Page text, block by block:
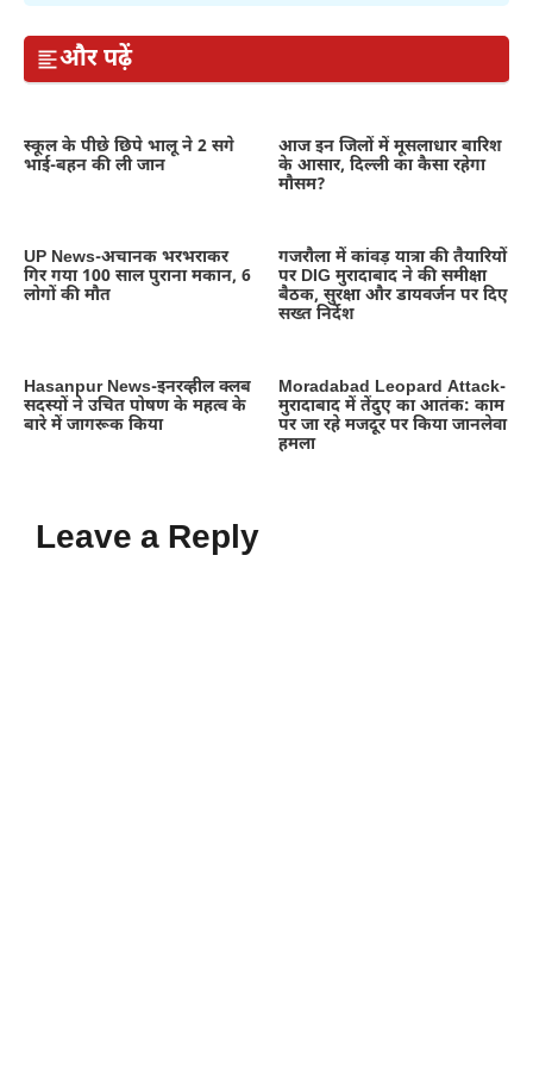
और पढ़ें
स्कूल के पीछे छिपे भालू ने 2 सगे
भाई-बहन की ली जान
आज इन जिलों में मूसलाधार बारिश
के आसार, दिल्ली का कैसा रहेगा
मौसम?
UP News-अचानक भरभराकर
गिर गया 100 साल पुराना मकान, 6
लोगों की मौत
गजरौला में कांवड़ यात्रा की तैयारियों
पर DIG मुरादाबाद ने की समीक्षा
बैठक, सुरक्षा और डायवर्जन पर दिए
सख्त निर्देश
Hasanpur News-इनरव्हील क्लब
सदस्यों ने उचित पोषण के महत्व के
बारे में जागरूक किया
Moradabad Leopard Attack-
मुरादाबाद में तेंदुए का आतंक: काम
पर जा रहे मजदूर पर किया जानलेवा
हमला
Leave a Reply